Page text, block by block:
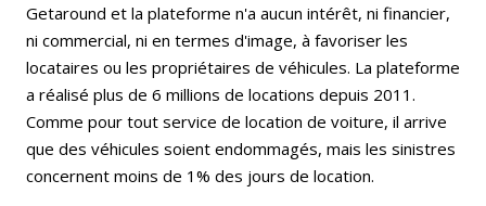
Getaround et la plateforme n'a aucun intérêt, ni financier,
ni commercial, ni en termes d'image, à favoriser les
locataires ou les propriétaires de véhicules. La plateforme
a réalisé plus de 6 millions de locations depuis 2011.
Comme pour tout service de location de voiture, il arrive
que des véhicules soient endommagés, mais les sinistres
concernent moins de 1% des jours de location.